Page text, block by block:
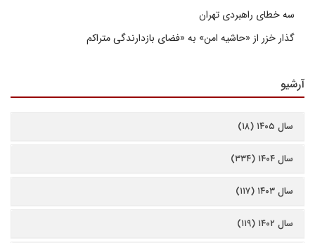
سه خطای راهبردی تهران
گذار خزر از «حاشیه امن» به «فضای بازدارندگی متراکم
آرشیو
سال ۱۴۰۵ (۱۸)
سال ۱۴۰۴ (۳۳۴)
سال ۱۴۰۳ (۱۱۷)
سال ۱۴۰۲ (۱۱۹)